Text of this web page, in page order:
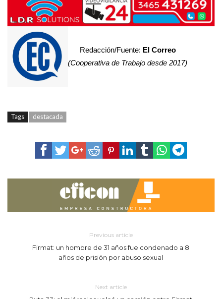
Redacción/Fuente: El Correo
(Cooperativa de Trabajo desde 2017)
Tags destacada
Previous article
Firmat: un hombre de 31 años fue condenado a 8
años de prisión por abuso sexual
Next article